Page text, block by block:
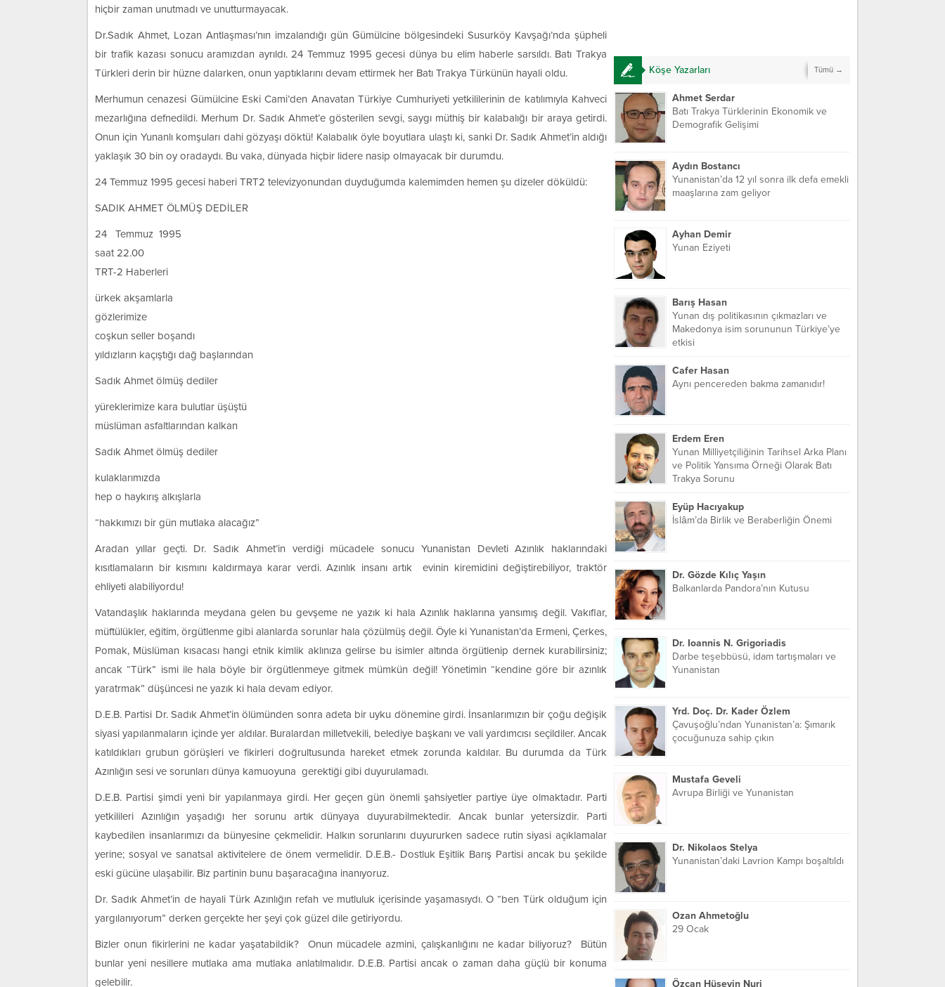
hiçbir zaman unutmadı ve unutturmayacak.
Dr.Sadık Ahmet, Lozan Antlaşması’nın imzalandığı gün Gümülcine bölgesindeki Susurköy Kavşağı’nda şüpheli
bir trafik kazası sonucu aramızdan ayrıldı. 24 Temmuz 1995 gecesi dünya bu elim haberle sarsıldı. Batı Trakya
Türkleri derin bir hüzne dalarken, onun yaptıklarını devam ettirmek her Batı Trakya Türkünün hayali oldu.
Merhumun cenazesi Gümülcine Eski Cami’den Anavatan Türkiye Cumhuriyeti yetkililerinin de katılımıyla Kahveci
mezarlığına defnedildi. Merhum Dr. Sadık Ahmet’e gösterilen sevgi, saygı müthiş bir kalabalığı bir araya getirdi.
Onun için Yunanlı komşuları dahi gözyaşı döktü! Kalabalık öyle boyutlara ulaştı ki, sanki Dr. Sadık Ahmet’in aldığı
yaklaşık 30 bin oy oradaydı. Bu vaka, dünyada hiçbir lidere nasip olmayacak bir durumdu.
24 Temmuz 1995 gecesi haberi TRT2 televizyonundan duyduğumda kalemimden hemen şu dizeler döküldü:
SADIK AHMET ÖLMÜŞ DEDİLER
24 Temmuz 1995
saat 22.00
TRT-2 Haberleri
ürkek akşamlarla
gözlerimize
coşkun seller boşandı
yıldızların kaçıştığı dağ başlarından
Sadık Ahmet ölmüş dediler
yüreklerimize kara bulutlar üşüştü
müslüman asfaltlarından kalkan
Sadık Ahmet ölmüş dediler
kulaklarımızda
hep o haykırış alkışlarla
“hakkımızı bir gün mutlaka alacağız”
Aradan yıllar geçti. Dr. Sadık Ahmet’in verdiği mücadele sonucu Yunanistan Devleti Azınlık haklarındaki
kısıtlamaların bir kısmını kaldırmaya karar verdi. Azınlık insanı artık evinin kiremidini değiştirebiliyor, traktör
ehliyeti alabiliyordu!
Vatandaşlık haklarında meydana gelen bu gevşeme ne yazık ki hala Azınlık haklarına yansımış değil. Vakıflar,
müftülükler, eğitim, örgütlenme gibi alanlarda sorunlar hala çözülmüş değil. Öyle ki Yunanistan’da Ermeni, Çerkes,
Pomak, Müslüman kısacası hangi etnik kimlik aklınıza gelirse bu isimler altında örgütlenip dernek kurabilirsiniz;
ancak “Türk” ismi ile hala böyle bir örgütlenmeye gitmek mümkün değil! Yönetimin “kendine göre bir azınlık
yaratrmak” düşüncesi ne yazık ki hala devam ediyor.
D.E.B. Partisi Dr. Sadık Ahmet’in ölümünden sonra adeta bir uyku dönemine girdi. İnsanlarımızın bir çoğu değişik
siyasi yapılanmaların içinde yer aldılar. Buralardan milletvekili, belediye başkanı ve vali yardımcısı seçildiler. Ancak
katıldıkları grubun görüşleri ve fikirleri doğrultusunda hareket etmek zorunda kaldılar. Bu durumda da Türk
Azınlığın sesi ve sorunları dünya kamuoyuna gerektiği gibi duyurulamadı.
D.E.B. Partisi şimdi yeni bir yapılanmaya girdi. Her geçen gün önemli şahsiyetler partiye üye olmaktadır. Parti
yetkilileri Azınlığın yaşadığı her sorunu artık dünyaya duyurabilmektedir. Ancak bunlar yetersizdir. Parti
kaybedilen insanlarımızı da bünyesine çekmelidir. Halkın sorunlarını duyururken sadece rutin siyasi açıklamalar
yerine; sosyal ve sanatsal aktivitelere de önem vermelidir. D.E.B.- Dostluk Eşitlik Barış Partisi ancak bu şekilde
eski gücüne ulaşabilir. Biz partinin bunu başaracağına inanıyoruz.
Dr. Sadık Ahmet’in de hayali Türk Azınlığın refah ve mutluluk içerisinde yaşamasıydı. O “ben Türk olduğum için
yargılanıyorum” derken gerçekte her şeyi çok güzel dile getiriyordu.
Bizler onun fikirlerini ne kadar yaşatabildik? Onun mücadele azmini, çalışkanlığını ne kadar biliyoruz? Bütün
bunlar yeni nesillere mutlaka ama mutlaka anlatılmalıdır. D.E.B. Partisi ancak o zaman daha güçlü bir konuma
gelebilir.
Köşe Yazarları Tümü →
Ahmet Serdar
Batı Trakya Türklerinin Ekonomik ve
Demografik Gelişimi
Aydın Bostancı
Yunanistan’da 12 yıl sonra ilk defa emekli
maaşlarına zam geliyor
Ayhan Demir
Yunan Eziyeti
Barış Hasan
Yunan dış politikasının çıkmazları ve
Makedonya isim sorununun Türkiye’ye
etkisi
Cafer Hasan
Aynı pencereden bakma zamanıdır!
Erdem Eren
Yunan Milliyetçiliğinin Tarihsel Arka Planı
ve Politik Yansıma Örneği Olarak Batı
Trakya Sorunu
Eyüp Hacıyakup
İslâm’da Birlik ve Beraberliğin Önemi
Dr. Gözde Kılıç Yaşın
Balkanlarda Pandora’nın Kutusu
Dr. Ioannis N. Grigoriadis
Darbe teşebbüsü, idam tartışmaları ve
Yunanistan
Yrd. Doç. Dr. Kader Özlem
Çavuşoğlu’ndan Yunanistan’a: Şımarık
çocuğunuza sahip çıkın
Mustafa Geveli
Avrupa Birliği ve Yunanistan
Dr. Nikolaos Stelya
Yunanistan’daki Lavrion Kampı boşaltıldı
Ozan Ahmetoğlu
29 Ocak
Özcan Hüseyin Nuri